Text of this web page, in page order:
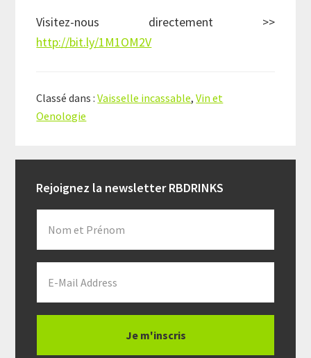
Visitez-nous directement >>
http://bit.ly/1M1OM2V
Classé dans :Vaisselle incassable,Vin et
Oenologie
Interactions
Sidebar
Rejoignez la newsletter RBDRINKS